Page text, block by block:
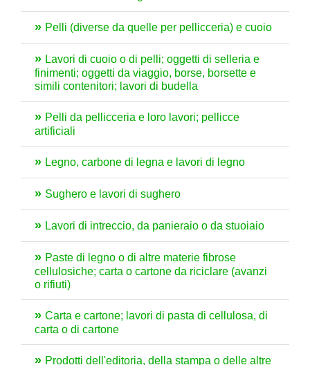
Pelli (diverse da quelle per pellicceria) e cuoio
Lavori di cuoio o di pelli; oggetti di selleria e
finimenti; oggetti da viaggio, borse, borsette e
simili contenitori; lavori di budella
Pelli da pellicceria e loro lavori; pellicce
artificiali
Legno, carbone di legna e lavori di legno
Sughero e lavori di sughero
Lavori di intreccio, da panieraio o da stuoiaio
Paste di legno o di altre materie fibrose
cellulosiche; carta o cartone da riciclare (avanzi
o rifiuti)
Carta e cartone; lavori di pasta di cellulosa, di
carta o di cartone
Prodotti dell'editoria, della stampa o delle altre